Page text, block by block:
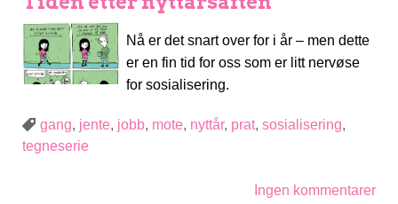
Nå er det snart over for i år – men dette
er en fin tid for oss som er litt nervøse
for sosialisering.
gang, jente, jobb, mote, nyttår, prat, sosialisering,
tegneserie
Ingen kommentarer